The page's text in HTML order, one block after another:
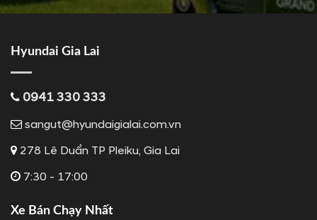
Hyundai Gia Lai
0941 330 333
sangut@hyundaigialai.com.vn
278 Lê Duẩn TP Pleiku, Gia Lai
7:30 - 17:00
Xe Bán Chạy Nhất